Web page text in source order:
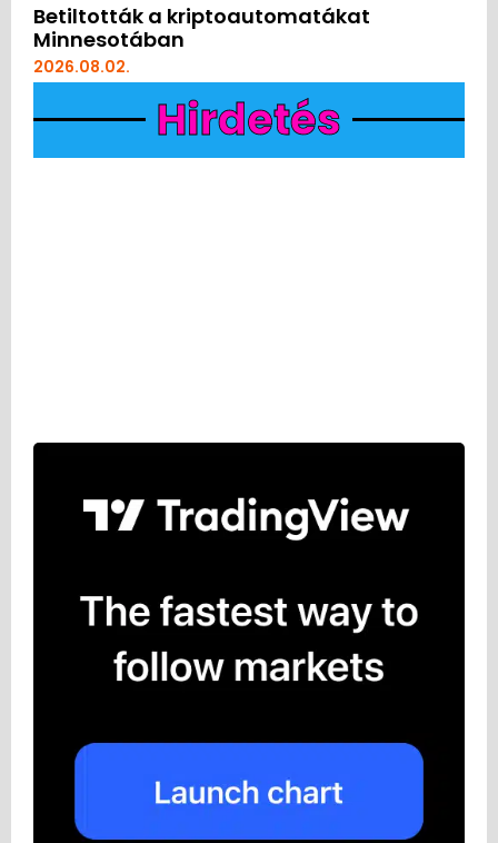
Betiltották a kriptoautomatákat
Minnesotában
2026.08.02.
Hirdetés